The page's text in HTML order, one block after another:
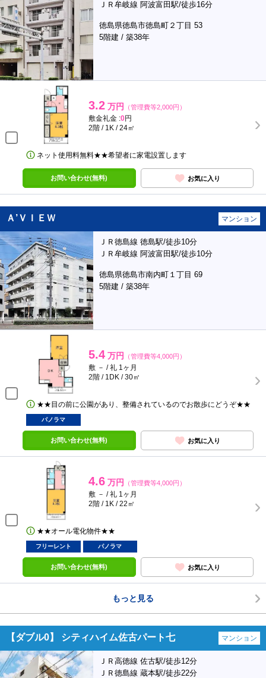
ＪＲ牟岐線 阿波富田駅/徒歩16分
徳島県徳島市徳島町２丁目 53
5階建 / 築38年
3.2 万円 （管理費等2,000円）
敷金礼金 :0円
2階 / 1K / 24㎡
ネット使用料無料★★希望者に家電設置します
お問い合わせ(無料) お気に入り
Ａ’ＶＩＥＷ マンション
ＪＲ徳島線 徳島駅/徒歩10分
ＪＲ牟岐線 阿波富田駅/徒歩10分
徳島県徳島市南内町１丁目 69
5階建 / 築38年
5.4 万円 （管理費等4,000円）
敷 － / 礼 1ヶ月
2階 / 1DK / 30㎡
★★目の前に公園があり、整備されているのでお散歩にどうぞ★★
パノラマ
お問い合わせ(無料) お気に入り
4.6 万円 （管理費等4,000円）
敷 － / 礼 1ヶ月
2階 / 1K / 22㎡
★★オール電化物件★★
フリーレント パノラマ
お問い合わせ(無料) お気に入り
もっと見る
【ダブル0】 シティハイム佐古パート七 マンション
ＪＲ高徳線 佐古駅/徒歩12分
ＪＲ徳島線 蔵本駅/徒歩22分